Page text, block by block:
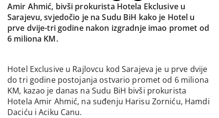
Amir Ahmić, bivši prokurista Hotela Ekclusive u
Sarajevu, svjedočio je na Sudu BiH kako je Hotel u
prve dvije-tri godine nakon izgradnje imao promet od
6 miliona KM.
Hotel Exclusive u Rajlovcu kod Sarajeva je u prve dvije
do tri godine postojanja ostvario promet od 6 miliona
KM, kazao je danas na Sudu BiH bivši prokurista
Hotela Amir Ahmić, na suđenju Harisu Zorniću, Hamdi
Daciću i Aciku Canu.